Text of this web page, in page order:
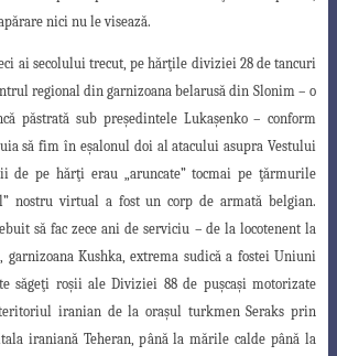
nici nu le visează.
ai secolului trecut, pe hărţile diviziei 28 de tancuri
regional din garnizoana belarusă din Slonim – o
păstrată sub preşedintele Lukaşenko – conform
să fim în eşalonul doi al atacului asupra Vestului
de pe hărţi erau „aruncate” tocmai pe ţărmurile
nostru virtual a fost un corp de armată belgian.
să fac zece ani de serviciu – de la locotenent la
Kushka, extrema sudică a fostei Uniuni
săgeţi roşii ale Diviziei 88 de puşcaşi motorizate
iranian de la oraşul turkmen Seraks prin
iraniană Teheran, până la mările calde până la